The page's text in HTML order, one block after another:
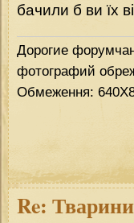
бачили б ви їх
Дорогие
фотографий
Обмеження:
Re: